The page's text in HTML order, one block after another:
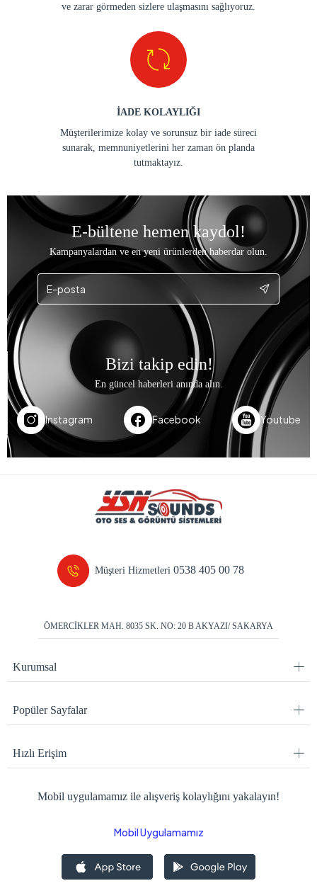
ve zarar görmeden sizlere ulaşmasını sağlıyoruz.
İADE KOLAYLIĞI
Müşterilerimize kolay ve sorunsuz bir iade süreci
sunarak, memnuniyetlerini her zaman ön planda
tutmaktayız.
E-bültene hemen kaydol!
Kampanyalardan ve en yeni ürünlerden haberdar olun.
Bizi takip edin!
En güncel haberleri anında alın.
Instagram Facebook Youtube
Müşteri Hizmetleri0538 405 00 78
ÖMERCİKLER MAH. 8035 SK. NO: 20 B AKYAZI/ SAKARYA
Kurumsal
Popüler Sayfalar
Hızlı Erişim
Mobil uygulamamız ile alışveriş kolaylığını yakalayın!
Mobil Uygulamamız